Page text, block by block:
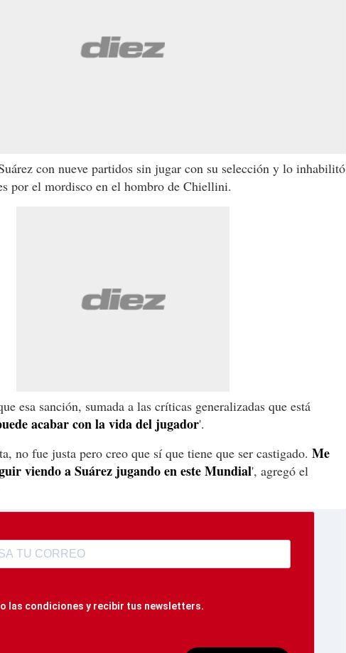
con nueve partidos sin jugar con su selección y lo inhabilitó
por el mordisco en el hombro de Chiellini.
esa sanción, sumada a las críticas generalizadas que está
acabar con la vida del jugador'.
no fue justa pero creo que sí que tiene que ser castigado. Me
viendo a Suárez jugando en este Mundial', agregó el
las condiciones y recibir tus newsletters.